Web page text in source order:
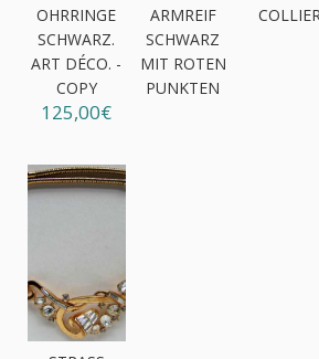
OHRRINGE
SCHWARZ.
ART DÉCO. -
COPY
125,00€
ARMREIF
SCHWARZ
MIT ROTEN
PUNKTEN